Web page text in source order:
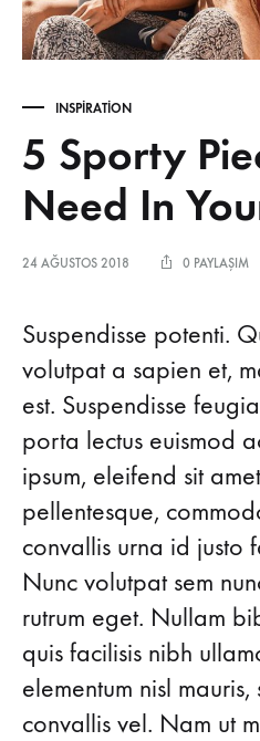
INSPIRATION
5 Sporty
Need In
24 AĞUSTOS 2018 0 PAYLAŞIM
5
Sporty
Pieces
You
Need
In
Your
Closet
Suspendisse potenti.
volutpat a sapien et,
est. Suspendisse
porta lectus euismod
ipsum, eleifend sit
pellentesque,
convallis urna id justo
Nunc volutpat sem
rutrum eget. Nullam
quis facilisis nibh
elementum nisl
convallis vel. Nam ut